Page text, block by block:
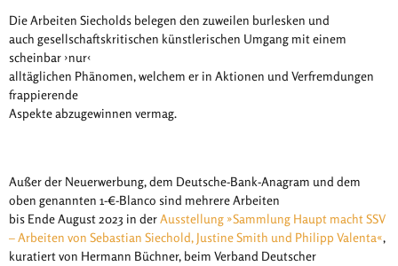
Die Arbeiten Siecholds belegen den zuweilen burlesken und
auch gesellschaftskritischen künstlerischen Umgang mit einem
scheinbar ›nur‹
alltäglichen Phänomen, welchem er in Aktionen und Verfremdungen
frappierende
Aspekte abzugewinnen vermag.
Außer der Neuerwerbung, dem Deutsche-Bank-Anagram und dem
oben genannten 1-€-Blanco sind mehrere Arbeiten
bis Ende August 2023 in derAusstellung »Sammlung Haupt macht SSV
– Arbeiten von Sebastian Siechold, Justine Smith und Philipp Valenta«,
kuratiert von Hermann Büchner, beim Verband Deutscher